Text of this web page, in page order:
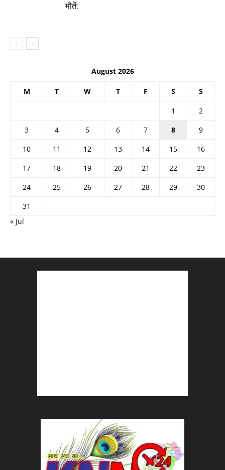
मौतें:
August 2026
M T W T F S S
1
2
3
4 5 6 7 8
9
10
11 12 13 14 15
16
17
18 19 20 21 22
23
24
25 26 27 28 29
30
31
« Jul